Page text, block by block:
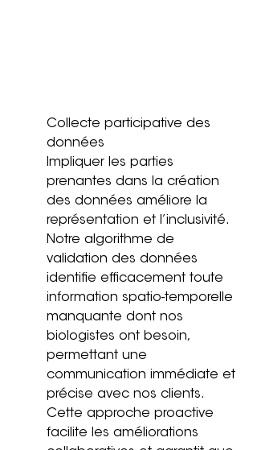
Collecte participative des
données
Impliquer les parties
prenantes dans la création
des données améliore la
représentation et l’inclusivité.
Notre algorithme de
validation des données
identifie efficacement toute
information spatio-temporelle
manquante dont nos
biologistes ont besoin,
permettant une
communication immédiate et
précise avec nos clients.
Cette approche proactive
facilite les améliorations